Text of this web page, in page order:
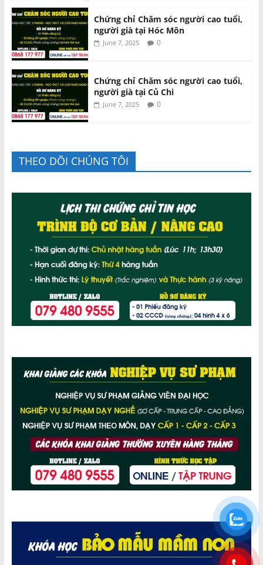
Chứng chỉ Chăm sóc người cao tuổi,
người già tại Hóc Môn
June 7, 2025 0
Chứng chỉ Chăm sóc người cao tuổi,
người già tại Củ Chi
June 7, 2025 0
THEO DÕI CHÚNG TÔI